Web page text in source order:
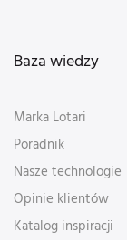
Baza wiedzy
Marka Lotari
Poradnik
Nasze technologie
Opinie klientów
Katalog inspiracji